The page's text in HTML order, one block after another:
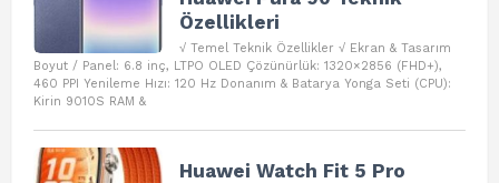
Özellikleri
√ Temel Teknik Özellikler √ Ekran & Tasarım
Boyut / Panel: 6.8 inç, LTPO OLED Çözünürlük: 1320×2856 (FHD+),
460 PPI Yenileme Hızı: 120 Hz Donanım & Batarya Yonga Seti (CPU):
Kirin 9010S RAM &
Huawei Watch Fit 5 Pro